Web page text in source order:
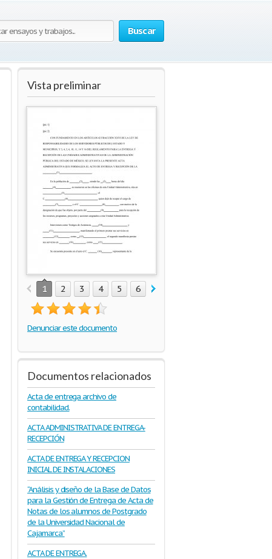
Buscar
Vista preliminar
1 2 3 4 5 6 7
Denunciar este documento
Documentos relacionados
Acta de entrega archivo de
contabilidad.
ACTA ADMINISTRATIVA DE ENTREGA-
RECEPCIÓN
ACTA DE ENTREGA Y RECEPCION
INICIAL DE INSTALACIONES
“Análisis y diseño de la Base de Datos
para la Gestión de Entrega de Acta de
Notas de los alumnos de Postgrado
de la Universidad Nacional de
Cajamarca”
ACTA DE ENTREGA.